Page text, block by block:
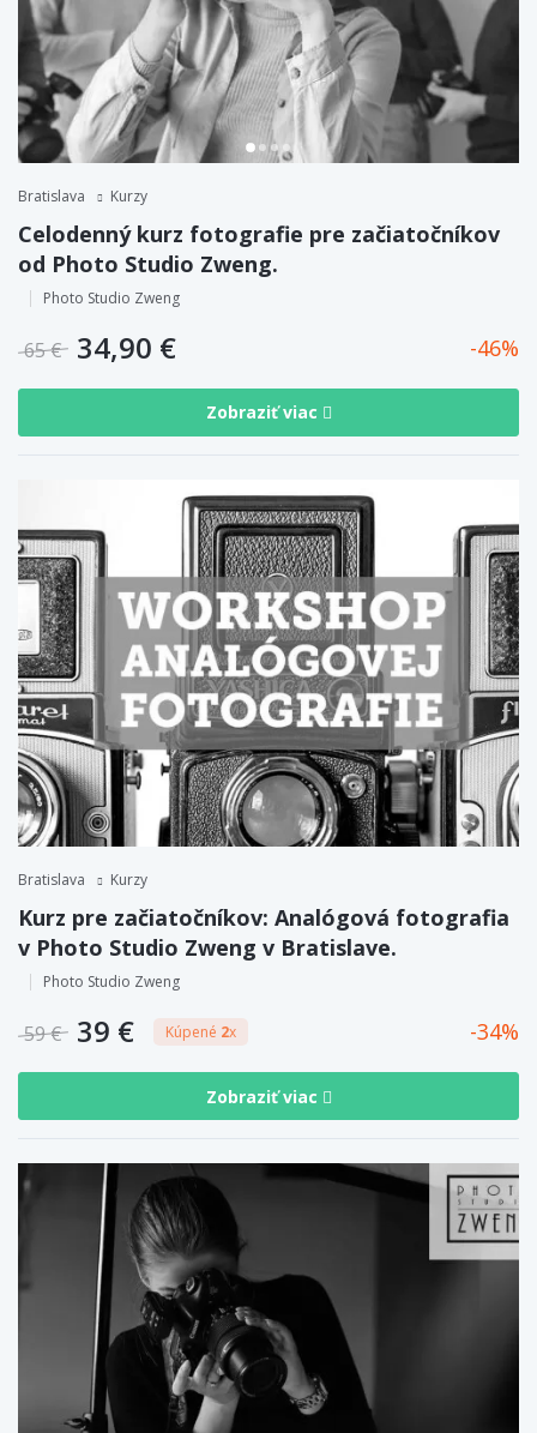
Bratislava Kurzy
Celodenný kurz fotografie pre začiatočníkov
od Photo Studio Zweng.
Photo Studio Zweng
65 € 34,90 € 46
Zobraziť viac
Bratislava Kurzy
Kurz pre začiatočníkov: Analógová fotografia
v Photo Studio Zweng v Bratislave.
Photo Studio Zweng
59 € 39 € Kúpené 2x 34
Zobraziť viac